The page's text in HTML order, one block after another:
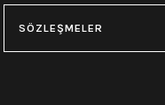
SÖZLEŞMELER